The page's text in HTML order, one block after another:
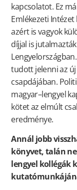
kapcsolatot. Ez
Emlékezeti
azért is vagyok
díjjal is
tudott jelenni az
csapdájában.
magyar–lengyel
kötet az elmúlt
eredménye.
Annál jobb
könyvet, talán
lengyel kollégák